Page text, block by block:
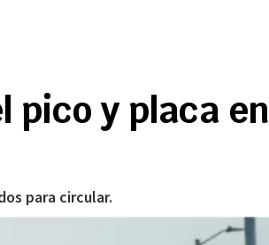
pico y placa en
para circular.